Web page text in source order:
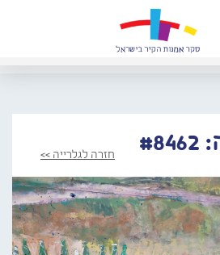
חזרה לגלרייה >>